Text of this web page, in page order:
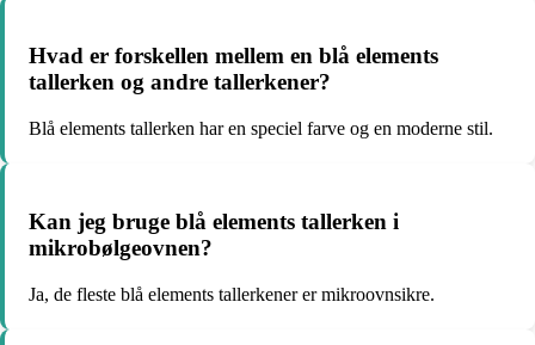
Hvad er forskellen mellem en blå elements
tallerken og andre tallerkener?
Blå elements tallerken har en speciel farve og en moderne stil.
Kan jeg bruge blå elements tallerken i
mikrobølgeovnen?
Ja, de fleste blå elements tallerkener er mikroovnsikre.